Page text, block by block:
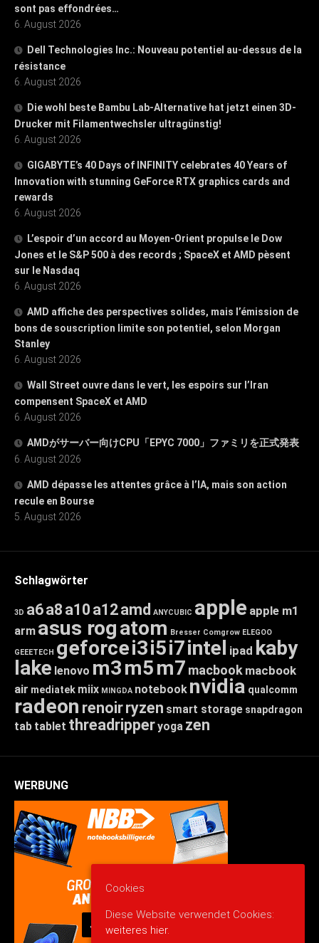
sont pas effondrées…
6. August 2026
Dell Technologies Inc.: Nouveau potentiel au-dessus de la
résistance
6. August 2026
Die wohl beste Bambu Lab-Alternative hat jetzt einen 3D-
Drucker mit Filamentwechsler ultragünstig!
6. August 2026
GIGABYTE’s 40 Days of INFINITY celebrates 40 Years of
Innovation with stunning GeForce RTX graphics cards and
rewards
6. August 2026
L’espoir d’un accord au Moyen-Orient propulse le Dow
Jones et le S&P 500 à des records ; SpaceX et AMD pèsent
sur le Nasdaq
6. August 2026
AMD affiche des perspectives solides, mais l’émission de
bons de souscription limite son potentiel, selon Morgan
Stanley
6. August 2026
Wall Street ouvre dans le vert, les espoirs sur l’Iran
compensent SpaceX et AMD
6. August 2026
AMDがサーバー向けCPU「EPYC 7000」ファミリを正式発表
6. August 2026
AMD dépasse les attentes grâce à l’IA, mais son action
recule en Bourse
5. August 2026
Schlagwörter
3D a6a8 a10 a12amd ANYCUBIC apple apple m1
arm asus rogatom Bresser Comgrow ELEGOO
GEEETECH geforcei3i5i7intel ipad kaby
lake lenovo m3m5m7 macbook macbook
air mediatek miix MINGDA notebook nvidia qualcomm
radeon renoirryzen smart storage snapdragon
tab tablet threadripperyoga zen
WERBUNG
Cookies
Diese Website verwendet Cookies:
weiteres hier.